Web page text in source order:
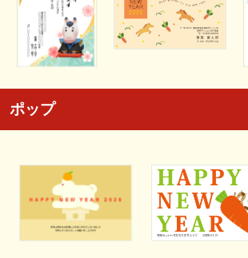
ポップ